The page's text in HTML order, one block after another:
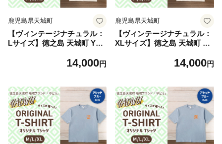
鹿児島県天城町
【ヴィンテージナチュラル：
Lサイズ】徳之島 天城町 YAD
ブランド ヤドゥー 1枚 服 洋
14,000円
鹿児島県天城町
【ヴィンテージナチュラル：
XLサイズ】徳之島 天城町 YA
域ブランド ヤドゥー 1枚 服
14,000円